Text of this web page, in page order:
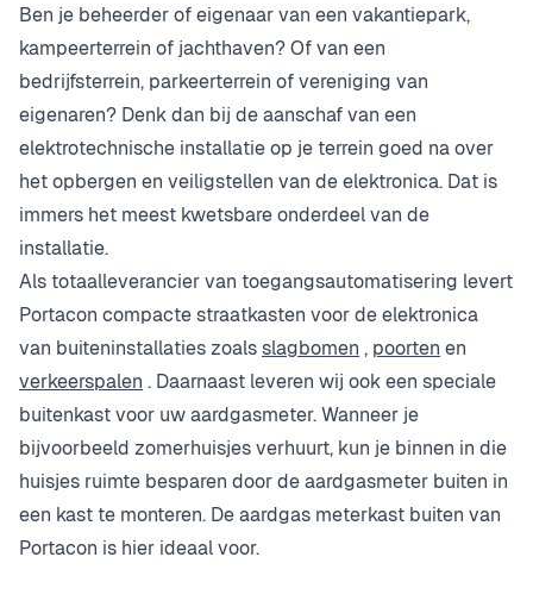
Ben je beheerder of eigenaar van een vakantiepark,
kampeerterrein of jachthaven? Of van een
bedrijfsterrein, parkeerterrein of vereniging van
eigenaren? Denk dan bij de aanschaf van een
elektrotechnische installatie op je terrein goed na over
het opbergen en veiligstellen van de elektronica. Dat is
immers het meest kwetsbare onderdeel van de
installatie.
Als totaalleverancier van toegangsautomatisering levert
Portacon compacte straatkasten voor de elektronica
van buiteninstallaties zoalsslagbomen , poorten en
verkeerspalen . Daarnaast leveren wij ook een speciale
buitenkast voor uw aardgasmeter. Wanneer je
bijvoorbeeld zomerhuisjes verhuurt, kun je binnen in die
huisjes ruimte besparen door de aardgasmeter buiten in
een kast te monteren. De aardgas meterkast buiten van
Portacon is hier ideaal voor.